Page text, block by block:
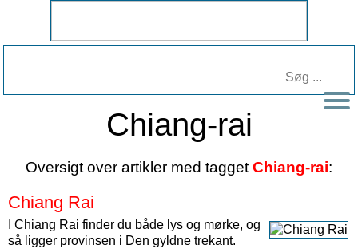
Chiang-rai
Oversigt over artikler med tagget Chiang-rai:
Chiang Rai
I Chiang Rai finder du både lys og mørke, og
så ligger provinsen i Den gyldne trekant.